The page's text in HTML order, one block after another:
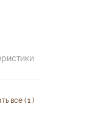
все ( 1 )